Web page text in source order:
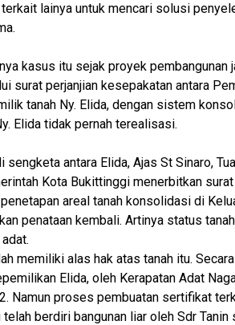
lainya untuk mencari solusi
kasus itu sejak proyek pembangunan
surat perjanjian kesepakatan antara
tanah Ny. Elida, dengan sistem
Elida tidak pernah terealisasi.
antara Elida, Ajas St Sinaro,
Kota Bukittinggi menerbitkan
areal tanah konsolidasi di
penataan kembali. Artinya status
memiliki alas hak atas tanah itu.
Elida, oleh Kerapatan Adat
Namun proses pembuatan sertifikat
berdiri bangunan liar oleh Sdr Tanin